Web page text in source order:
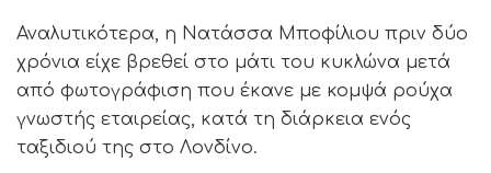
Αναλυτικότερα, η Νατάσσα Μποφίλιου πριν δύο
χρόνια είχε βρεθεί στο μάτι του κυκλώνα μετά
από φωτογράφιση που έκανε με κομψά ρούχα
γνωστής εταιρείας, κατά τη διάρκεια ενός
ταξιδιού της στο Λονδίνο.